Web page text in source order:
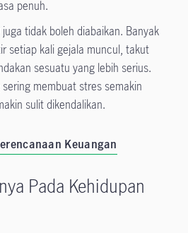
penuh.
juga tidak boleh diabaikan. Banyak
setiap kali gejala muncul, takut
sesuatu yang lebih serius.
membuat stres semakin
sulit dikendalikan.
Keuangan
Pada Kehidupan